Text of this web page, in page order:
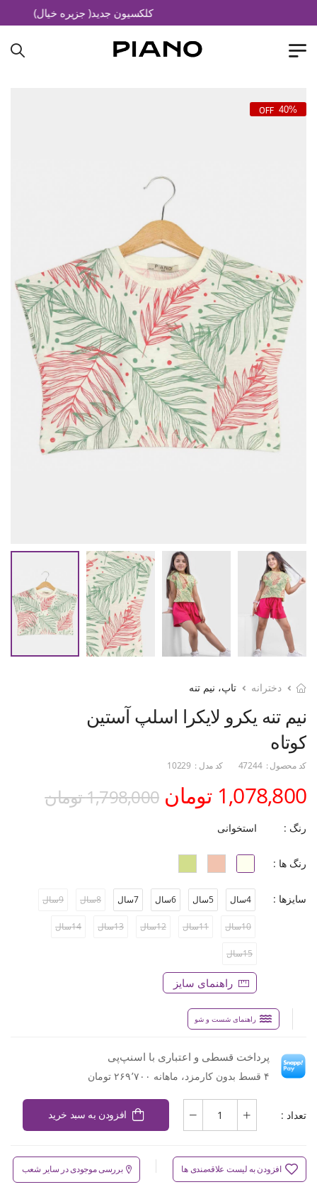
کلکسیون جدید( جزیره خیال)
40%
دخترانه تاپ، نیم تنه
نیم تنه یکرو لایکرا اسلپ آستین
کوتاه
کد محصول : 47244 کد مدل : 10229
1,078,800 تومان 1,798,000 تومان
رنگ : استخوانی
رنگ ها :
سایزها : 4سال 5سال 6سال 7سال 8سال 9سال
10سال 11سال 12سال 13سال 14سال
15سال
راهنمای سایز
راهنمای شست و شو
پرداخت قسطی و اعتباری با اسنپ‌پی
۴ قسط بدون کارمزد، ماهانه ۲۶۹٬۷۰۰ تومان
تعداد : افزودن به سبد خرید
افزودن به لیست علاقه‌مندی ها بررسی موجودی در سایر شعب